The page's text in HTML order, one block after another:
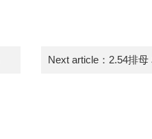
Next article： 2.54排母